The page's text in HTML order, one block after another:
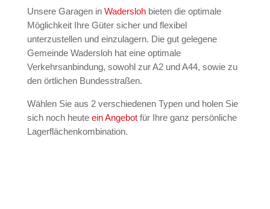
Unsere Garagen in Waderslohbieten die optimale
Möglichkeit Ihre Güter sicher und flexibel
unterzustellen und einzulagern. Die gut gelegene
Gemeinde Wadersloh hat eine optimale
Verkehrsanbindung, sowohl zur A2 und A44, sowie zu
den örtlichen Bundesstraßen.
Wählen Sie aus 2 verschiedenen Typen und holen Sie
sich noch heute ein Angebot für Ihre ganz persönliche
Lagerflächenkombination.